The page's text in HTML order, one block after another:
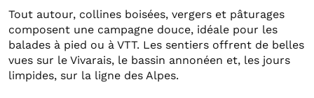
Tout autour, collines boisées, vergers et pâturages
composent une campagne douce, idéale pour les
balades à pied ou à VTT. Les sentiers offrent de belles
vues sur le Vivarais, le bassin annonéen et, les jours
limpides, sur la ligne des Alpes.